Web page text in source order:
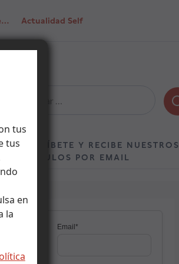
tus
tus
en
la
Actualidad Self
SUSCRÍBETE Y RECIBE NUESTROS
ARTÍCULOS POR EMAIL